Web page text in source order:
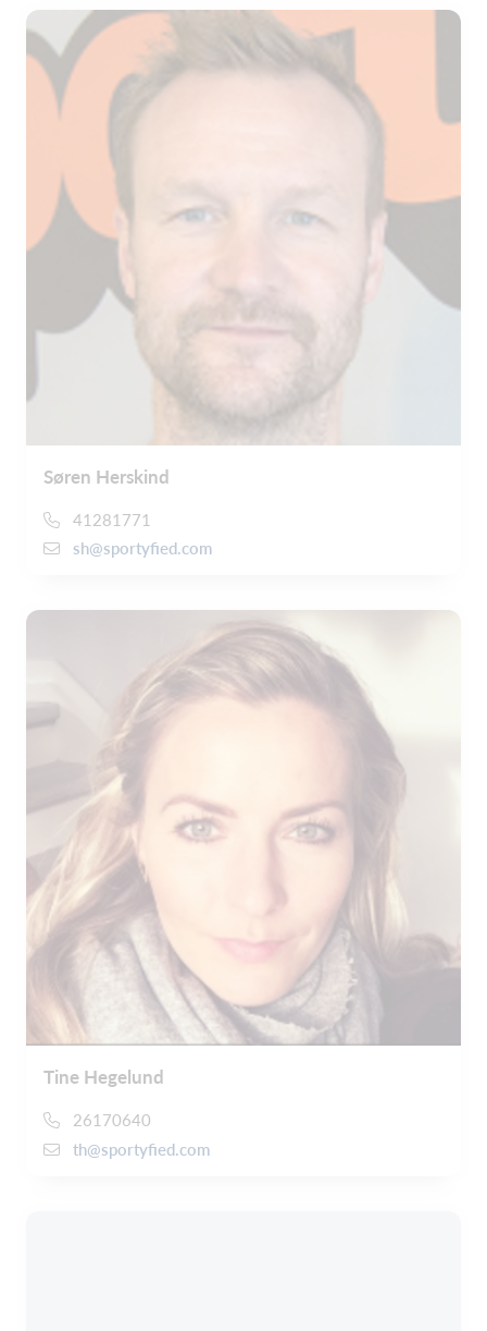
Søren Herskind
41281771
sh@sportyfied.com
Tine Hegelund
26170640
th@sportyfied.com